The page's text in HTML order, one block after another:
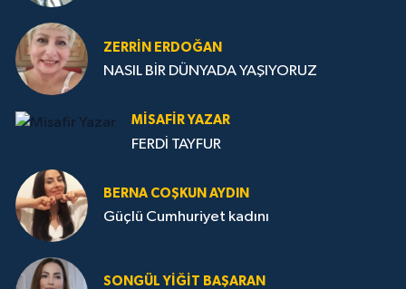
ZERRIN ERDOĞAN
NASIL BİR DÜNYADA YAŞIYORUZ
MISAFIR YAZAR
FERDİ TAYFUR
BERNA COŞKUN AYDIN
Güçlü Cumhuriyet kadını
SONGÜL YIĞIT BAŞARAN